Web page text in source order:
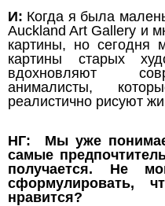
И: Когда я была
Auckland Art Gallery и
картины, но сегодня
картины старых
вдохновляют
анималисты,
реалистично рисуют
НГ: Мы уже
самые
получается. Не
сформулировать,
нравится?